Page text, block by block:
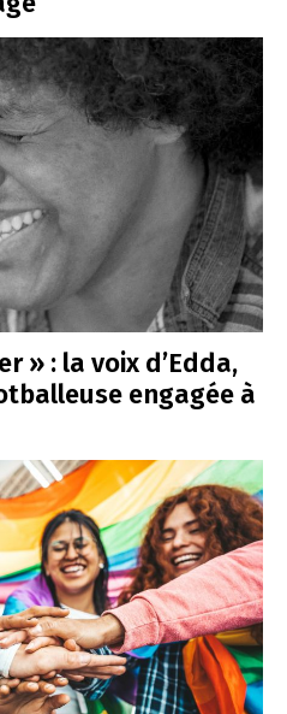
» : la voix d’Edda,
engagée à